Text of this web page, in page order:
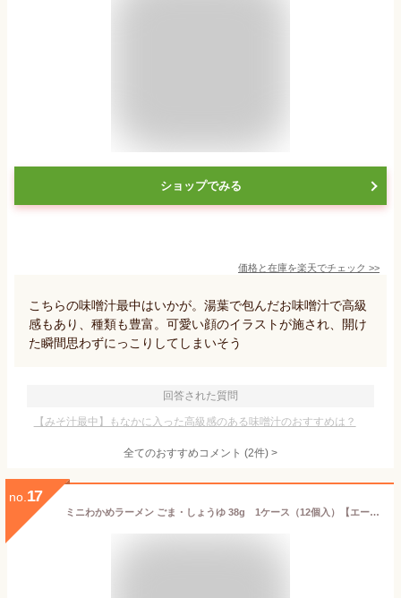
ショップでみる
価格と在庫を楽天でチェック >>
こちらの味噌汁最中はいかが。湯葉で包んだお味噌汁で高級
感もあり、種類も豊富。可愛い顔のイラストが施され、開け
た瞬間思わずにっこりしてしまいそう
回答された質問
【みそ汁最中】もなかに入った高級感のある味噌汁のおすすめは？
全てのおすすめコメント (2件) >
no. 17
ミニわかめラーメン ごま・しょうゆ 38g 1ケース（12個入）【エースコック カップラーメン まとめ買い】